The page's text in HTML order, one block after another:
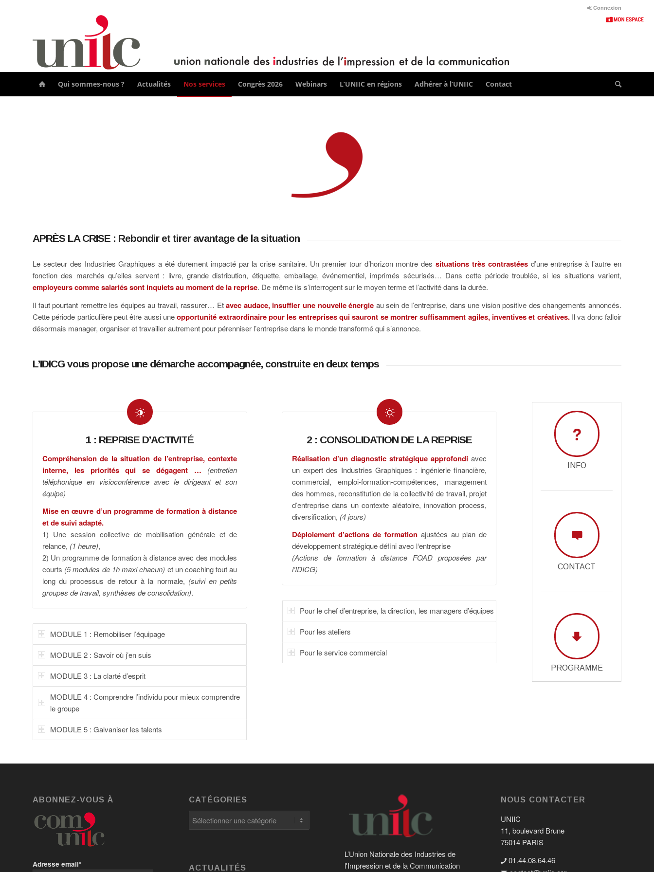
Connexion
 Qui sommes-nous ? Actualités Nos services Congrès 2026 Webinars L’UNIIC en régions Adhérer à l’UNIIC Contact
APRÈS LA CRISE : Rebondir et tirer avantage de la situation
Le secteur des Industries Graphiques a été durement impacté par la crise sanitaire. Un premier tour d’horizon montre dessituations très contrastéesd’une entreprise à l’autre en
fonction des marchés qu’elles servent : livre, grande distribution, étiquette, emballage, événementiel, imprimés sécurisés… Dans cette période troublée, si les situations varient,
employeurs comme salariés sont inquiets au moment de la reprise. De même ils s’interrogent sur le moyen terme et l’activité dans la durée.
Il faut pourtant remettre les équipes au travail, rassurer… Etavec audace, insuffler une nouvelle énergie au sein de l’entreprise, dans une vision positive des changements annoncés.
Cette période particulière peut être aussi uneopportunité extraordinaire pour les entreprises qui sauront se montrer suffisamment agiles, inventives et créatives.Il va donc falloir
désormais manager, organiser et travailler autrement pour pérenniser l’entreprise dans le monde transformé qui s’annonce.
L’IDICG vous propose une démarche accompagnée, construite en deux temps
1 : REPRISE D’ACTIVITÉ
Compréhension de la situation de l’entreprise, contexte
interne, les priorités qui se dégagent …
(entretien
téléphonique en visioconférence avec le dirigeant et son
équipe)
Mise en œuvre d’un programme de formation à distance
et de suivi adapté.
1) Une session collective de mobilisation générale et de
relance, (1 heure),
2) Un programme de formation à distance avec des modules
courts (5 modules de 1h maxi chacun) et un coaching tout au
long du processus de retour à la normale, (suivi en petits
groupes de travail, synthèses de consolidation).
MODULE 1 : Remobiliser l’équipage
MODULE 2 : Savoir où j’en suis
MODULE 3 : La clarté d’esprit
MODULE 4 : Comprendre l’individu pour mieux comprendre
le groupe
MODULE 5 : Galvaniser les talents
2 : CONSOLIDATION DE LA REPRISE
Réalisation d’un diagnostic stratégique approfondi avec
un expert des Industries Graphiques : ingénierie financière,
commercial, emploi-formation-compétences, management
des hommes, reconstitution de la collectivité de travail, projet
d’entreprise dans un contexte aléatoire, innovation process,
diversification, (4 jours)
Déploiement d’actions de formation ajustées au plan de
développement stratégique défini avec l‘entreprise
(Actions de formation à distance FOAD proposées par
l’IDICG)
Pour le chef d’entreprise, la direction, les managers d’équipes
Pour les ateliers
Pour le service commercial
INFO
CONTACT
PROGRAMME
ABONNEZ-VOUS À
Adresse email*
CATÉGORIES
Catégories
ACTUALITÉS
L’Union Nationale des Industries de
l'Impression et de la Communication
NOUS CONTACTER
UNIIC
11, boulevard Brune
75014 PARIS
01.44.08.64.46